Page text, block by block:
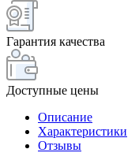
Гарантия качества
Доступные цены
Описание
Характеристики
Отзывы